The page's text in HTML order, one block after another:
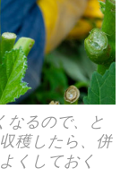
なるので、と
穫したら、併
くしておく